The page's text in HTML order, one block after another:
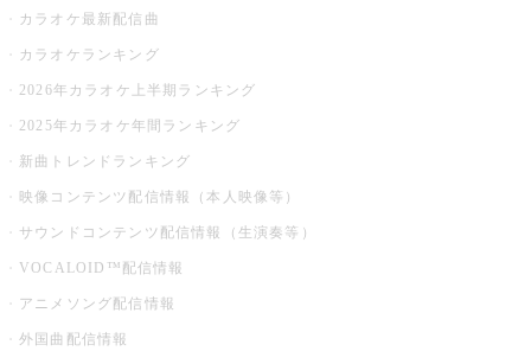
カラオケ最新配信曲
カラオケランキング
2026年カラオケ上半期ランキング
2025年カラオケ年間ランキング
新曲トレンドランキング
映像コンテンツ配信情報（本人映像等）
サウンドコンテンツ配信情報（生演奏等）
VOCALOID™配信情報
アニメソング配信情報
外国曲配信情報